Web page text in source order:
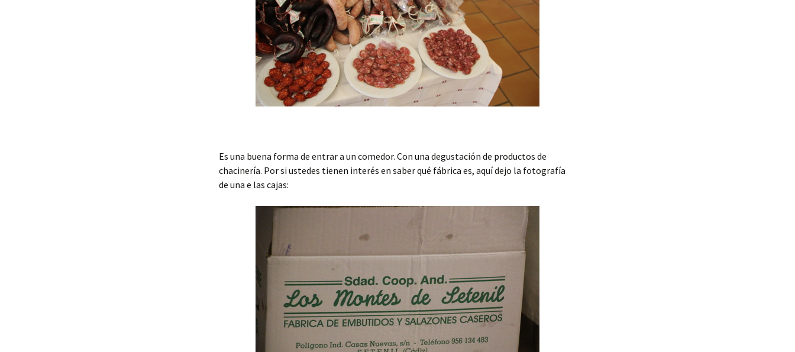
Es una buena forma de entrar a un comedor. Con una degustación de productos de
chacinería. Por si ustedes tienen interés en saber qué fábrica es, aquí dejo la fotografía
de una e las cajas: